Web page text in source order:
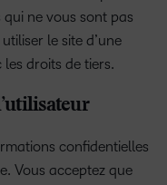
ne vous sont pas
le site d’une
droits de tiers.
confidentielles
Vous acceptez que